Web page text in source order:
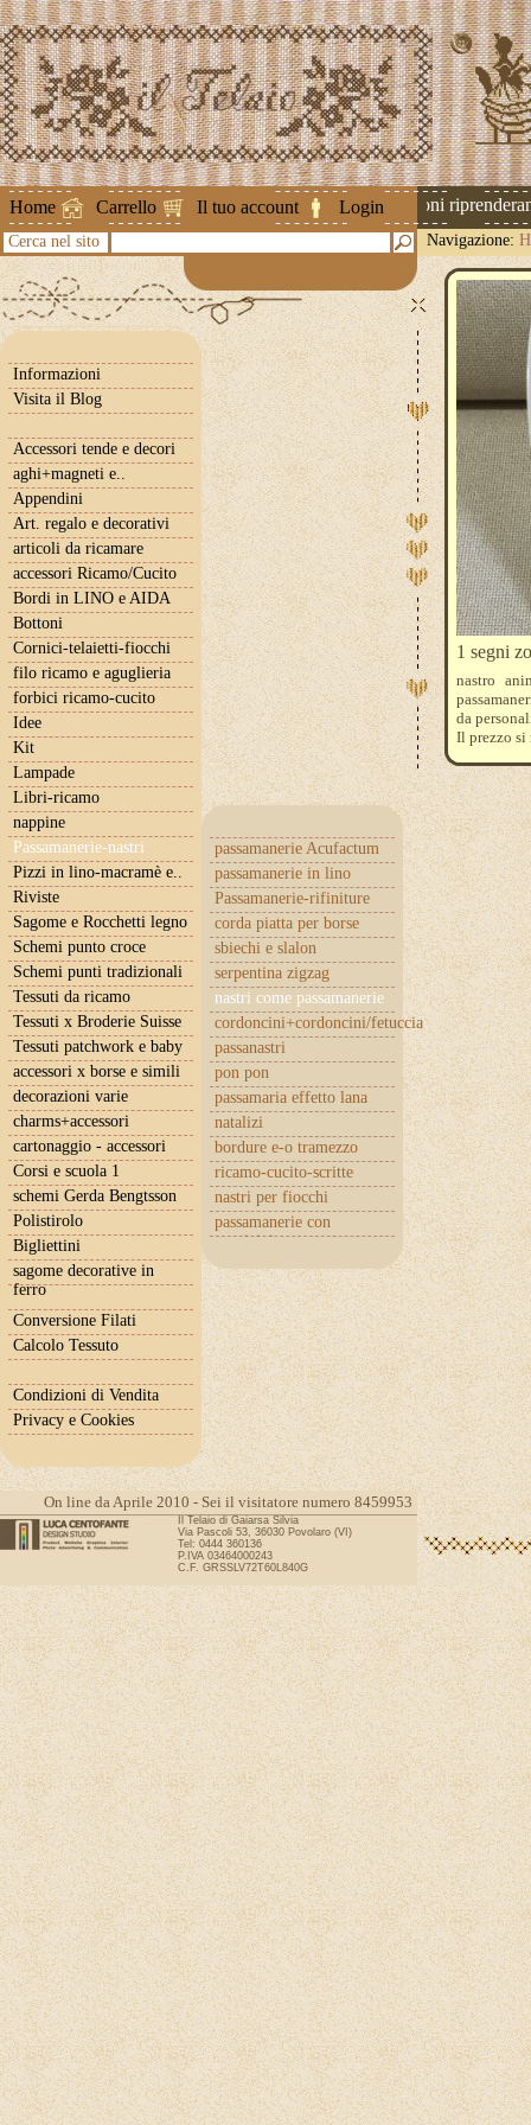
Home Carrello Il tuo account Login
Attenzione ! Le spedizioni
Cerca nel sito Navigazione:
Informazioni
Visita il Blog
Accessori tende e decori
aghi+magneti e..
Appendini
Art. regalo e decorativi
articoli da ricamare
accessori Ricamo/Cucito
Bordi in LINO e AIDA
Bottoni
Cornici-telaietti-fiocchi
filo ricamo e aguglieria
forbici ricamo-cucito
Idee
Kit
Lampade
Libri-ricamo
nappine
Passamanerie-nastri
passamanerie Acufactum
passamanerie in lino
Passamanerie-rifiniture
corda piatta per borse
sbiechi e slalon
serpentina zigzag
nastri come passamanerie
cordoncini+cordoncini/fetuccia
passanastri
pon pon
passamaria effetto lana
natalizi
bordure e-o tramezzo
ricamo-cucito-scritte
nastri per fiocchi
passamanerie con
cuoricini
Pizzi in lino-macramè e..
Riviste
Sagome e Rocchetti legno
Schemi punto croce
Schemi punti tradizionali
Tessuti da ricamo
Tessuti x Broderie Suisse
Tessuti patchwork e baby
accessori x borse e simili
decorazioni varie
charms+accessori
cartonaggio - accessori
Corsi e scuola 1
schemi Gerda Bengtsson
Polistirolo
Bigliettini
sagome decorative in
ferro
Conversione Filati
Calcolo Tessuto
Condizioni di Vendita
Privacy e Cookies
1 segni
nastro
da
Il prezzo si
On line da Aprile 2010 - Sei il visitatore numero 8459953
Il Telaio di Gaiarsa Silvia
Via Pascoli 53, 36030 Povolaro (VI)
Tel: 0444 360136
P.IVA 03464000243
C.F. GRSSLV72T60L840G